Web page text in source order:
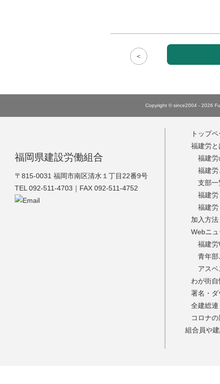
＜
Copyright © since2004 - 2026
福建労
福岡県建設労働組合
〒815-0031 福岡市南区清水１丁目22番9号
TEL 092-511-4703｜FAX 092-511-4752
トップ
福建労と
福建
福建労
支部一
福建
福建
加入方法
Webニ
福建
青年
アス
わが街自
署名・
全建総
コロナ
組合員や